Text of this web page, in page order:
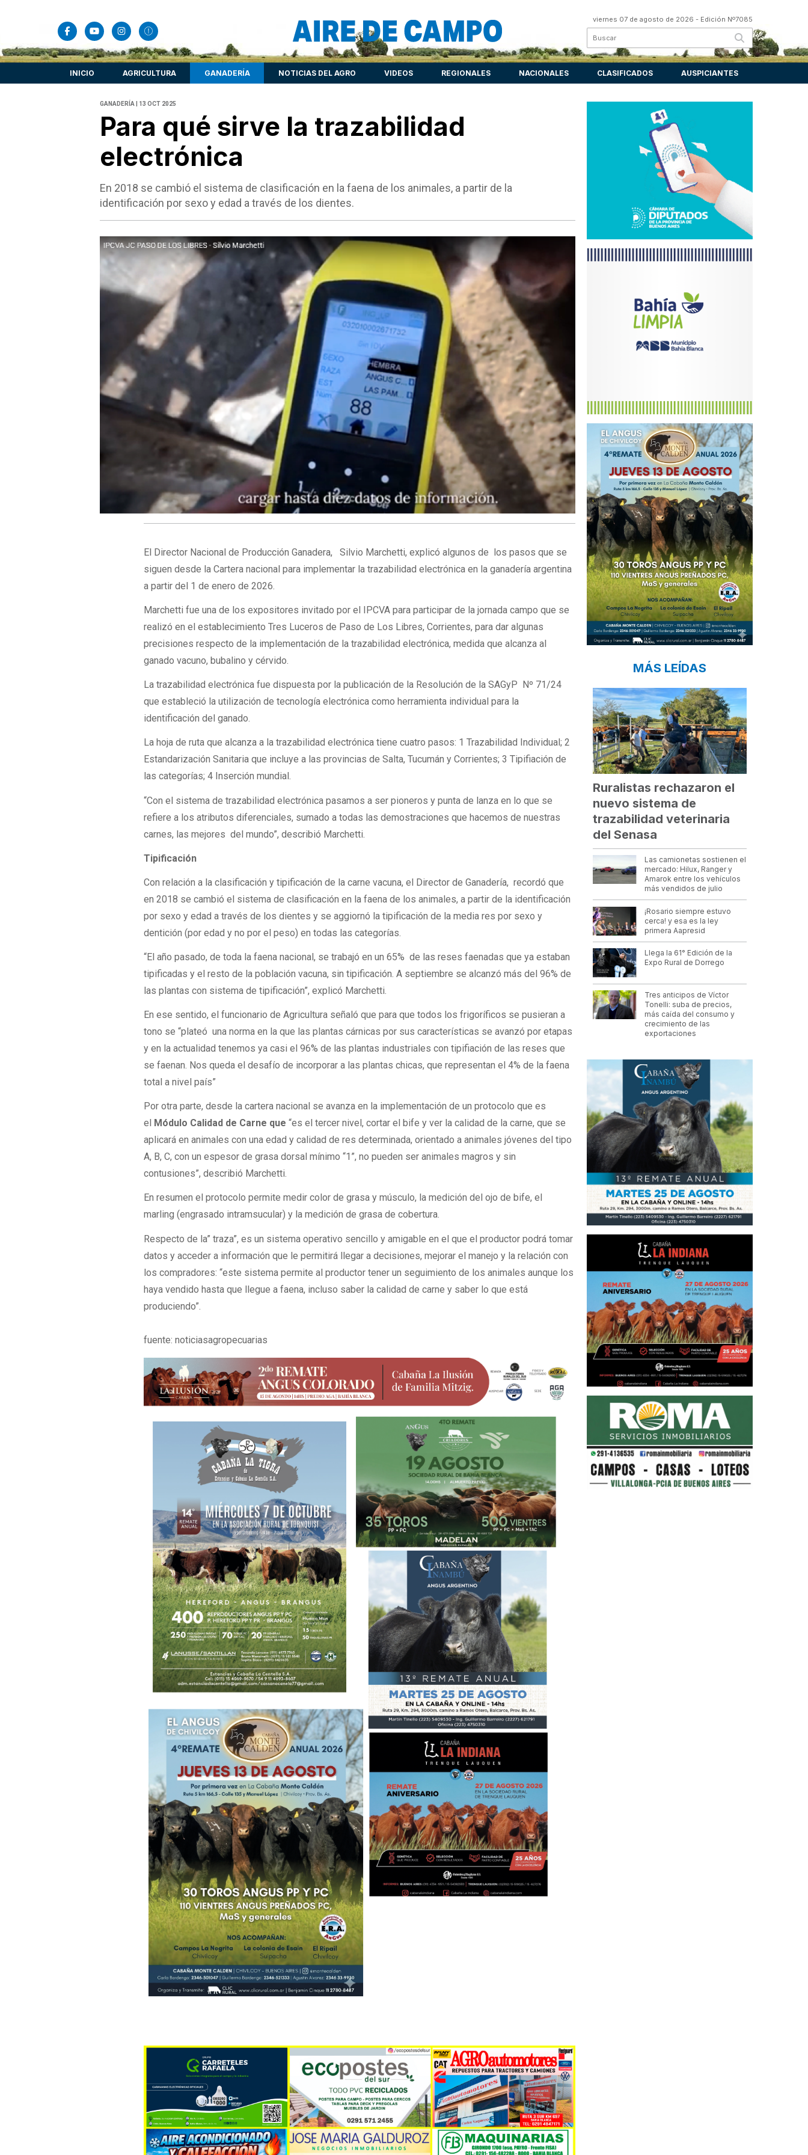
viernes 07 de agosto de 2026 - Edición Nº7085
INICIO AGRICULTURA GANADERÍA NOTICIAS DEL AGRO VIDEOS REGIONALES NACIONALES CLASIFICADOS AUSPICIANTES
GANADERÍA | 13 OCT 2025
Para qué sirve la trazabilidad
electrónica
En 2018 se cambió el sistema de clasificación en la faena de los animales, a partir de la
identificación por sexo y edad a través de los dientes.
El Director Nacional de Producción Ganadera, Silvio Marchetti, explicó algunos de los pasos que se
siguen desde la Cartera nacional para implementar la trazabilidad electrónica en la ganadería argentina
a partir del 1 de enero de 2026.
Marchetti fue una de los expositores invitado por el IPCVA para participar de la jornada campo que se
realizó en el establecimiento Tres Luceros de Paso de Los Libres, Corrientes, para dar algunas
precisiones respecto de la implementación de la trazabilidad electrónica, medida que alcanza al
ganado vacuno, bubalino y cérvido.
La trazabilidad electrónica fue dispuesta por la publicación de la Resolución de la SAGyP Nº 71/24
que estableció la utilización de tecnología electrónica como herramienta individual para la
identificación del ganado.
La hoja de ruta que alcanza a la trazabilidad electrónica tiene cuatro pasos: 1 Trazabilidad Individual; 2
Estandarización Sanitaria que incluye a las provincias de Salta, Tucumán y Corrientes; 3 Tipifiación de
las categorías; 4 Inserción mundial.
“Con el sistema de trazabilidad electrónica pasamos a ser pioneros y punta de lanza en lo que se
refiere a los atributos diferenciales, sumado a todas las demostraciones que hacemos de nuestras
carnes, las mejores del mundo”, describió Marchetti.
Tipificación
Con relación a la clasificación y tipificación de la carne vacuna, el Director de Ganadería, recordó que
en 2018 se cambió el sistema de clasificación en la faena de los animales, a partir de la identificación
por sexo y edad a través de los dientes y se aggiornó la tipificación de la media res por sexo y
dentición (por edad y no por el peso) en todas las categorías.
“El año pasado, de toda la faena nacional, se trabajó en un 65% de las reses faenadas que ya estaban
tipificadas y el resto de la población vacuna, sin tipificación. A septiembre se alcanzó más del 96% de
las plantas con sistema de tipificación”, explicó Marchetti.
En ese sentido, el funcionario de Agricultura señaló que para que todos los frigoríficos se pusieran a
tono se “plateó una norma en la que las plantas cárnicas por sus características se avanzó por etapas
y en la actualidad tenemos ya casi el 96% de las plantas industriales con tipifiación de las reses que
se faenan. Nos queda el desafío de incorporar a las plantas chicas, que representan el 4% de la faena
total a nivel país”
Por otra parte, desde la cartera nacional se avanza en la implementación de un protocolo que es
el
Módulo Calidad de Carne que “es el tercer nivel, cortar el bife y ver la calidad de la carne, que se
aplicará en animales con una edad y calidad de res determinada, orientado a animales jóvenes del tipo
A, B, C, con un espesor de grasa dorsal mínimo “1”, no pueden ser animales magros y sin
contusiones”, describió Marchetti.
En resumen el protocolo permite medir color de grasa y músculo, la medición del ojo de bife, el
marling (engrasado intramsucular) y la medición de grasa de cobertura.
Respecto de la” traza”, es un sistema operativo sencillo y amigable en el que el productor podrá tomar
datos y acceder a información que le permitirá llegar a decisiones, mejorar el manejo y la relación con
los compradores: “este sistema permite al productor tener un seguimiento de los animales aunque los
haya vendido hasta que llegue a faena, incluso saber la calidad de carne y saber lo que está
produciendo”.
fuente: noticiasagropecuarias
MÁS LEÍDAS
Ruralistas rechazaron el
nuevo sistema de
trazabilidad veterinaria
del Senasa
Las camionetas sostienen el
mercado: Hilux, Ranger y
Amarok entre los vehículos
más vendidos de julio
¡Rosario siempre estuvo
cerca! y esa es la ley
primera Aapresid
Llega la 61° Edición de la
Expo Rural de Dorrego
Tres anticipos de Víctor
Tonelli: suba de precios,
más caída del consumo y
crecimiento de las
exportaciones